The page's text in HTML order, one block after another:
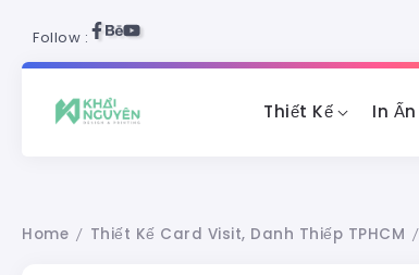
Follow :
Thiết Kế In Ấn
Home / Thiết Kế Card Visit, Danh Thiếp TPHCM /